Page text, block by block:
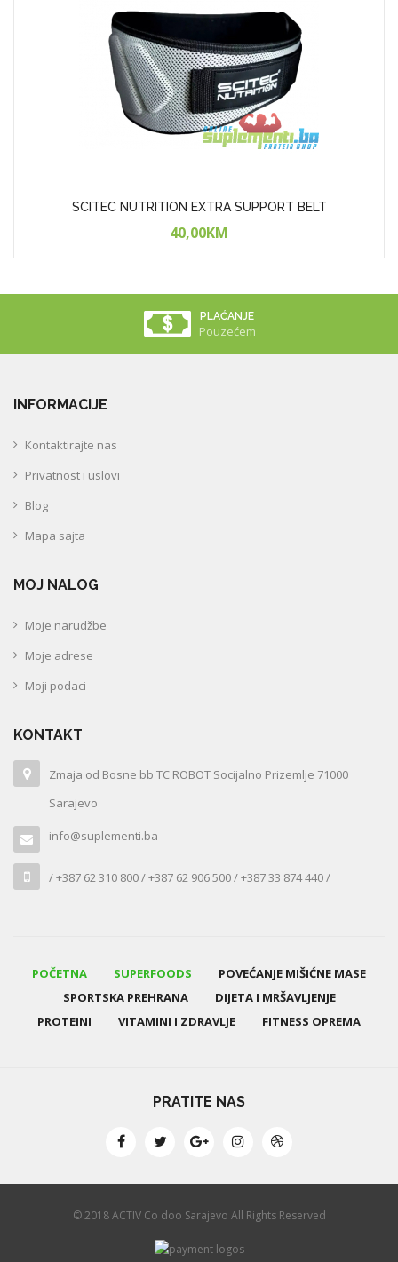
SCITEC NUTRITION EXTRA SUPPORT BELT
40,00KM
PLAĆANJE
Pouzećem
INFORMACIJE
Kontaktirajte nas
Privatnost i uslovi
Blog
Mapa sajta
MOJ NALOG
Moje narudžbe
Moje adrese
Moji podaci
KONTAKT
Zmaja od Bosne bb TC ROBOT Socijalno Prizemlje 71000
Sarajevo
info@suplementi.ba
/ +387 62 310 800 / +387 62 906 500 / +387 33 874 440 /
POČETNA SUPERFOODS
POVEĆANJE MIŠIĆNE MASE
SPORTSKA PREHRANA
DIJETA I MRŠAVLJENJE
PROTEINI
VITAMINI I ZDRAVLJE FITNESS OPREMA
PRATITE NAS
© 2018 ACTIV Co doo Sarajevo All Rights Reserved